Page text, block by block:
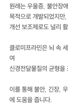
원래는 우울증, 불안장
목적으로 개발되었지
개선 보조제로도 널리
클로미프라민은 뇌 속
여
신경전달물질의 균형을
이를 통해 불안, 긴장,
에 도움을 줍니다.